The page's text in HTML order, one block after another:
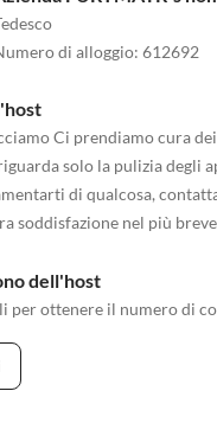
di alloggio: 612692
Ci prendiamo cura
solo la pulizia degli
di qualcosa,
soddisfazione nel più
dell'host
per ottenere il numero di